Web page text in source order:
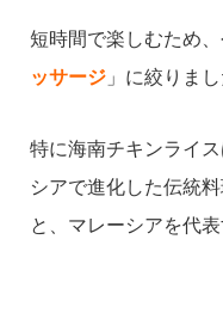
短時間で楽しむため、
ッサージ」に絞りま
特に海南チキンライ
シアで進化した伝統料
と、マレーシアを代